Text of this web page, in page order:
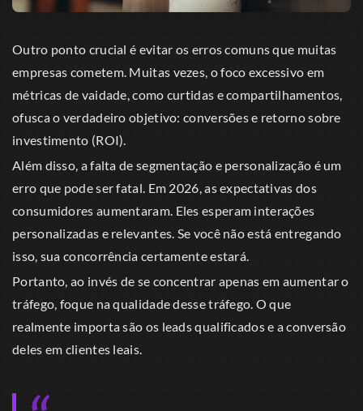
Outro ponto crucial é evitar os erros comuns que muitas
empresas cometem. Muitas vezes, o foco excessivo em
métricas de vaidade, como curtidas e compartilhamentos,
ofusca o verdadeiro objetivo: conversões e retorno sobre
investimento (ROI).
Além disso, a falta de segmentação e personalização é um
erro que pode ser fatal. Em 2026, as expectativas dos
consumidores aumentaram. Eles esperam interações
personalizadas e relevantes. Se você não está entregando
isso, sua concorrência certamente estará.
Portanto, ao invés de se concentrar apenas em aumentar o
tráfego, foque na qualidade desse tráfego. O que
realmente importa são os leads qualificados e a conversão
deles em clientes leais.